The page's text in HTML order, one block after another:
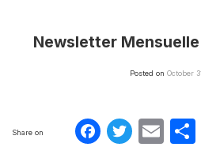
Newsletter
Posted on October
Share on Twitter